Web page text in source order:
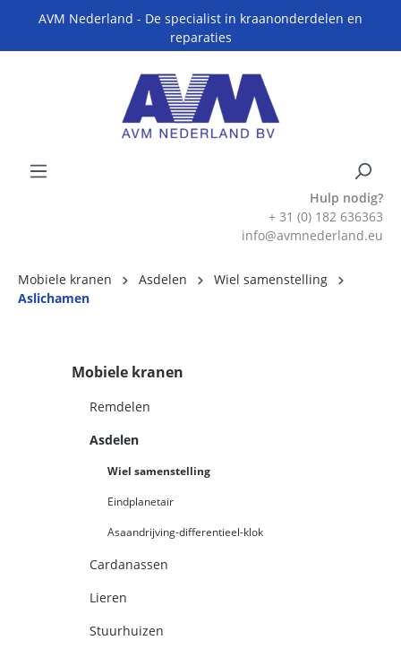
AVM Nederland - De specialist in kraanonderdelen en
reparaties
Hulp nodig?
+ 31 (0) 182 636363
info@avmnederland.eu
Mobiele kranen Asdelen
Wiel samenstelling
Aslichamen
Mobiele kranen
Remdelen
Asdelen
Wiel samenstelling
Eindplanetair
Asaandrijving-differentieel-klok
Cardanassen
Lieren
Stuurhuizen